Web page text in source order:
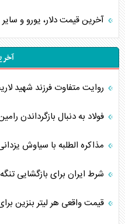
آخرین قیمت دلار، یورو و سایر ارز‌ها ۱۲ مرداد
روایت متفاوت فرزند شهید
فولاد به دنبال بازگرداندن
مذاکره الطلبه با سیاوش
شرط ایران برای بازگشایی
قیمت واقعی هر لیتر بنزین برای